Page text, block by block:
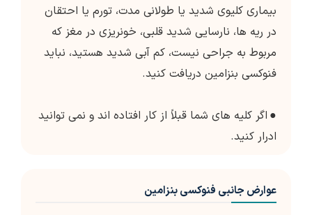
بیماری کلیوی شدید یا طولانی مدت، تورم یا احتقان
در ریه ها، نارسایی شدید قلبی، خونریزی در مغز که
مربوط به جراحی نیست، کم آبی شدید هستید، نباید
فنوکسی بنزامین دریافت کنید.
● اگر کلیه های شما قبلاً از کار افتاده اند و نمی توانید
ادرار کنید.
عوارض جانبی فنوکسی بنزامین